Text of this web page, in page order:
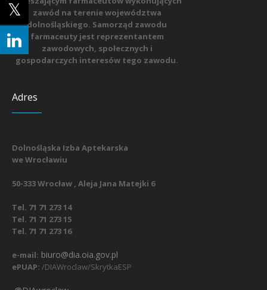
zawód na terenie województwa
dolnośląskiego. Samorząd zawodu
farmaceuty jest reprezentantem
zawodowych, społecznych i
gospodarczych interesów tego zawodu.
Adres
Dolnośląska Izba Aptekarska
we Wrocławiu
50-333 Wrocław , Aleja Jana Matejki 6
Tel. 71 71 273 14
Tel. 71 71 273 15
Tel. 71 71 273 16
e-mail: biuro@dia.oia.gov.pl
ePUAP: /DIAWroclaw/SkrytkaESP